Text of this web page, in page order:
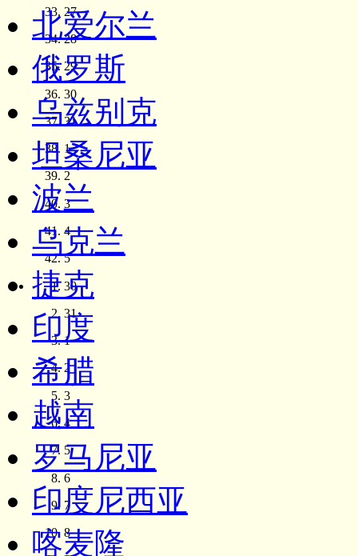
27
28
29
30
31
1
2
3
4
5
30
31
1
2
3
4
5
6
7
8
北爱尔兰
俄罗斯
乌兹别克
坦桑尼亚
波兰
乌克兰
捷克
印度
希腊
越南
罗马尼亚
印度尼西亚
喀麦隆